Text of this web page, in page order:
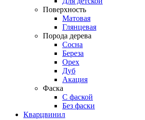
Поверхность
Матовая
Глянцевая
Порода дерева
Сосна
Береза
Орех
Дуб
Акация
Фаска
С фаской
Без фаски
Кварцвинил